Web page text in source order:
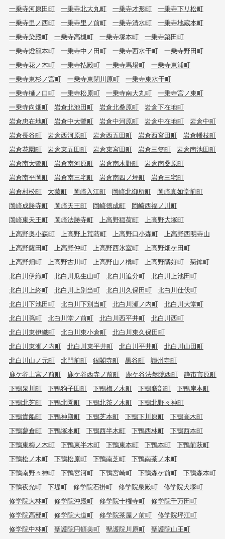
一乗寺河原田町
一乗寺北大丸町 一乗寺才形町
一乗寺下リ松町
一乗寺里ノ西町
一乗寺里ノ前町 一乗寺清水町
一乗寺地蔵本町
一乗寺染殿町
一乗寺高槻町 一乗寺塚本町
一乗寺築田町
一乗寺燈籠本町
一乗寺中ノ田町 一乗寺西水干町
一乗寺野田町
一乗寺花ノ木町
一乗寺払殿町 一乗寺馬場町
一乗寺東浦町
一乗寺東杉ノ宮町
一乗寺東閉川原町
一乗寺東水干町
一乗寺樋ノ口町
一乗寺松原町 一乗寺南大丸町
一乗寺宮ノ東町
一乗寺向畑町
岩倉北池田町 岩倉北桑原町
岩倉下在地町
岩倉忠在地町
岩倉中大鷺町 岩倉中河原町 岩倉中在地町
岩倉中町
岩倉長谷町
岩倉西河原町 岩倉西五田町 岩倉西宮田町
岩倉幡枝町
岩倉花園町
岩倉東五田町 岩倉東宮田町 岩倉三笠町
岩倉南池田町
岩倉南大鷺町
岩倉南河原町 岩倉南木野町
岩倉南桑原町
岩倉南平岡町
岩倉南三宅町 岩倉南四ノ坪町
岩倉三宅町
岩倉村松町
大菊町 岡崎入江町 岡崎北御所町
岡崎真如堂前町
岡崎成勝寺町
岡崎天王町 岡崎徳成町
岡崎西福ノ川町
岡崎東天王町
岡崎法勝寺町 上高野稲荷町
上高野大塚町
上高野奥小森町
上高野上荒蒔町 上高野口小森町
上高野西明寺山
上高野薩田町
上高野仲町 上高野西氷室町
上高野畑ケ田町
上高野畑町
上高野古川町 上高野山ノ橋町 上高野隣好町
菊鉾町
北白川伊織町
北白川瓜生山町 北白川追分町
北白川上池田町
北白川上終町
北白川上別当町 北白川久保田町
北白川仕伏町
北白川下池田町
北白川下別当町 北白川瀬ノ内町
北白川大堂町
北白川蔦町
北白川堂ノ前町 北白川西平井町
北白川西町
北白川東伊織町
北白川東小倉町
北白川東久保田町
北白川東瀬ノ内町
北白川東平井町 北白川平井町
北白川山田町
北白川山ノ元町
北門前町 銀閣寺町 黒谷町
讃州寺町
鹿ケ谷上宮ノ前町
鹿ケ谷西寺ノ前町 鹿ケ谷法然院西町
静市市原町
下鴨泉川町
下鴨狗子田町 下鴨梅ノ木町 下鴨膳部町
下鴨岸本町
下鴨北芝町
下鴨北園町 下鴨北茶ノ木町
下鴨北野々神町
下鴨貴船町
下鴨神殿町 下鴨芝本町 下鴨下川原町
下鴨高木町
下鴨蓼倉町
下鴨塚本町 下鴨西半木町 下鴨西林町
下鴨西本町
下鴨東梅ノ木町
下鴨東半木町 下鴨東本町 下鴨本町
下鴨前萩町
下鴨松ノ木町
下鴨松原町 下鴨南芝町
下鴨南茶ノ木町
下鴨南野々神町
下鴨宮河町 下鴨宮崎町 下鴨森ケ前町
下鴨森本町
下鴨夜光町
下堤町 修学院石掛町 修学院泉殿町
修学院犬塚町
修学院大林町
修学院沖殿町 修学院十権寺町
修学院千万田町
修学院高部町
修学院大道町 修学院茶屋ノ前町
修学院坪江町
修学院中林町
聖護院円頓美町 聖護院川原町
聖護院山王町